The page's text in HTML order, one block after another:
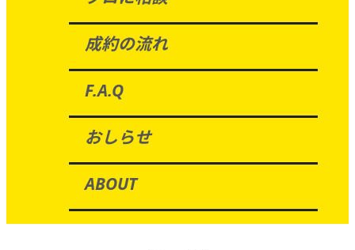
成約の流れ
F.A.Q
おしらせ
ABOUT